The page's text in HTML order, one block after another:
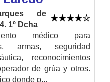
de
1º Dcha
médico para
armas, seguridad
reconocimientos
de grúa y otros.
donde p...